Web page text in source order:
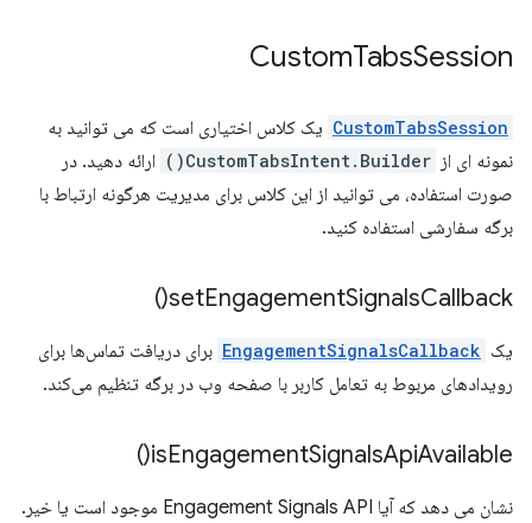
CustomTabsSession
CustomTabsSession یک کلاس اختیاری است که می توانید به
نمونه ای از CustomTabsIntent.Builder()
ارائه دهید. در
صورت استفاده، می توانید از این کلاس برای مدیریت هرگونه ارتباط با
برگه سفارشی استفاده کنید.
setEngagementSignalsCallback(
)
یک EngagementSignalsCallback برای دریافت تماس‌ها برای
رویدادهای مربوط به تعامل کاربر با صفحه وب در برگه تنظیم می‌کند.
isEngagementSignalsApiAvailable(
)
نشان می دهد که آیا Engagement Signals API موجود است یا خیر.